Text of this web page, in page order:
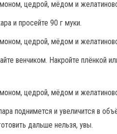
и просейте 90 г муки.
венчиком. Накройте плёнкой
поднимется и увеличится в
дальше нельзя, увы.